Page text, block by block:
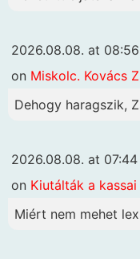
2026.08.08. at 08:56
on Miskolc. Kovács
Dehogy haragszik,
2026.08.08. at 07:44
on Kiutálták a
Miért nem mehet lex